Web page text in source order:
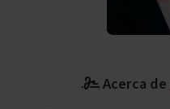
Acerca de